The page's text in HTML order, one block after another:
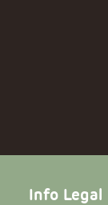
Info Legal